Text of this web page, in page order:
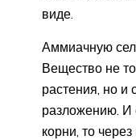
виде.
Аммиачную
Вещество не
растения, но и
разложению. И
корни, то